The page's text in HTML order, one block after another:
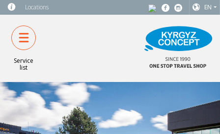
Locations EN
Service
list